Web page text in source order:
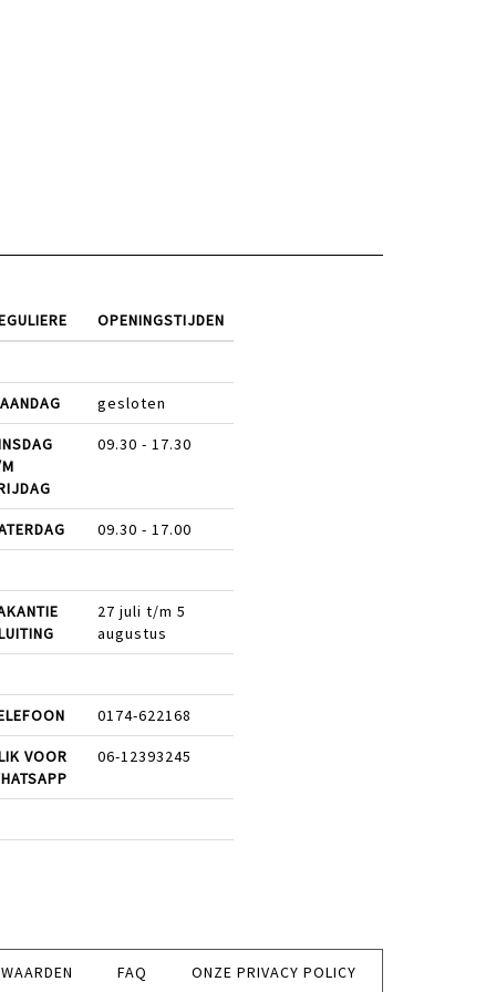
OPENINGSTIJDEN
gesloten
09.30 - 17.30
09.30 - 17.00
27 juli t/m 5
augustus
0174-622168
VOOR
06-12393245
FAQ ONZE PRIVACY POLICY